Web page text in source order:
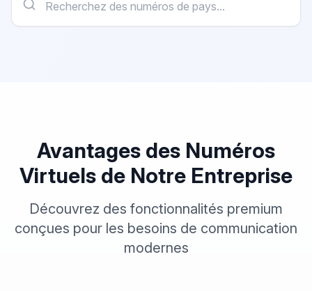
Avantages des Numéros
Virtuels de Notre Entreprise
Découvrez des fonctionnalités premium
conçues pour les besoins de communication
modernes